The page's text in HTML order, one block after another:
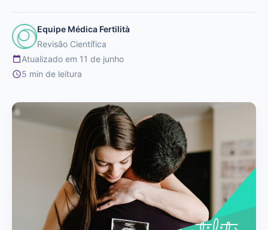
Equipe Médica Fertilità
Revisão Científica
Atualizado em 11 de junho
5 min de leitura